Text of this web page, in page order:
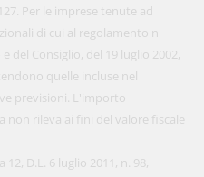
Per le imprese tenute ad
di cui al regolamento n
del Consiglio, del 19 luglio 2002,
quelle incluse nel
previsioni. L'importo
rileva ai fini del valore fiscale
D.L. 6 luglio 2011, n. 98,